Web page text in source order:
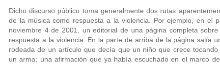
Dicho discurso público toma generalmente dos rutas
de la música como respuesta a la violencia. Por ejemplo, en el
noviembre 4 de 2001, un editorial de una página completa
respuesta a la violencia. En la parte de arriba de la página salía
rodeada de un artículo que decía que un niño que crece
un arma; una afirmación que ya había escuchado en el marco